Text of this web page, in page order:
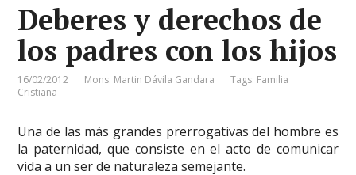
Deberes y derechos de
los padres con los hijos
16/02/2012 Mons. Martin Dávila Gandara Tags: Familia
Cristiana
Una de las más grandes prerrogativas del hombre es
la paternidad, que consiste en el acto de comunicar
vida a un ser de naturaleza semejante.